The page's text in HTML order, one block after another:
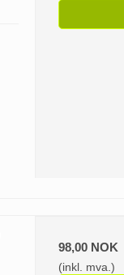
98,00 NOK
(inkl. mva.)